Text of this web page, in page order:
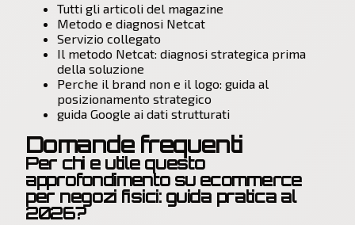
Tutti gli articoli del magazine
Metodo e diagnosi Netcat
Servizio collegato
Il metodo Netcat: diagnosi strategica prima
della soluzione
Perche il brand non e il logo: guida al
posizionamento strategico
guida Google ai dati strutturati
Domande frequenti
Per chi e utile questo
approfondimento su ecommerce
per negozi fisici: guida pratica al
2026?